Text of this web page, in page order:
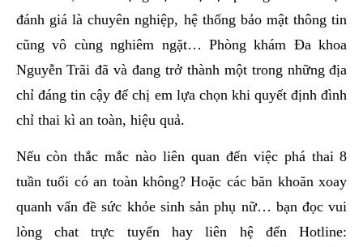
đánh giá là chuyên nghiệp, hệ thống bảo mật thông tin
cũng vô cùng nghiêm ngặt… Phòng khám Đa khoa
Nguyễn Trãi đã và đang trở thành một trong những địa
chỉ đáng tin cậy để chị em lựa chọn khi quyết định đình
chỉ thai kì an toàn, hiệu quả.
Nếu còn thắc mắc nào liên quan đến việc phá thai 8
tuần tuổi có an toàn không? Hoặc các băn khoăn xoay
quanh vấn đề sức khỏe sinh sản phụ nữ… bạn đọc vui
lòng chat trực tuyến hay liên hệ đến Hotline: